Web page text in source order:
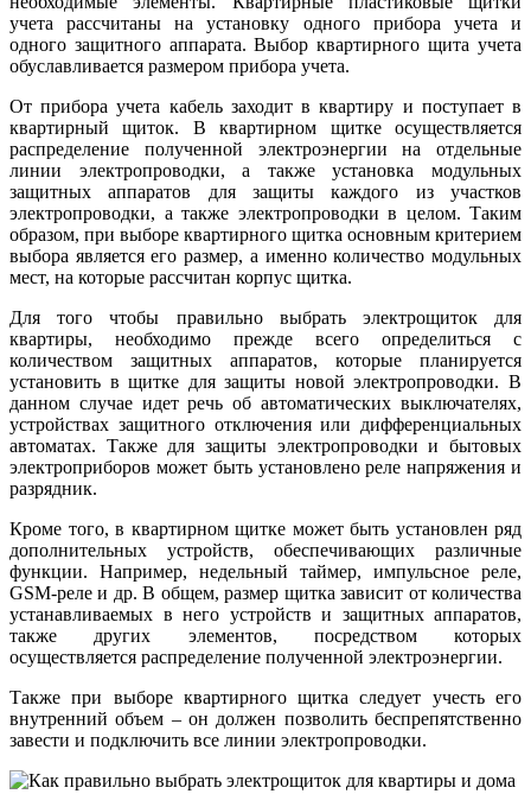
учета рассчитаны на установку одного прибора учета и
одного защитного аппарата. Выбор квартирного щита учета
обуславливается размером прибора учета.
От прибора учета кабель заходит в квартиру и поступает в
квартирный щиток. В квартирном щитке осуществляется
распределение полученной электроэнергии на отдельные
линии электропроводки, а также установка модульных
защитных аппаратов для защиты каждого из участков
электропроводки, а также электропроводки в целом. Таким
образом, при выборе квартирного щитка основным критерием
выбора является его размер, а именно количество модульных
мест, на которые рассчитан корпус щитка.
Для того чтобы правильно выбрать электрощиток для
квартиры, необходимо прежде всего определиться с
количеством защитных аппаратов, которые планируется
установить в щитке для защиты новой электропроводки. В
данном случае идет речь об автоматических выключателях,
устройствах защитного отключения или дифференциальных
автоматах. Также для защиты электропроводки и бытовых
электроприборов может быть установлено реле напряжения и
разрядник.
Кроме того, в квартирном щитке может быть установлен ряд
дополнительных устройств, обеспечивающих различные
функции. Например, недельный таймер, импульсное реле,
GSM-реле и др. В общем, размер щитка зависит от количества
устанавливаемых в него устройств и защитных аппаратов,
также других элементов, посредством которых
осуществляется распределение полученной электроэнергии.
Также при выборе квартирного щитка следует учесть его
внутренний объем – он должен позволить беспрепятственно
завести и подключить все линии электропроводки.